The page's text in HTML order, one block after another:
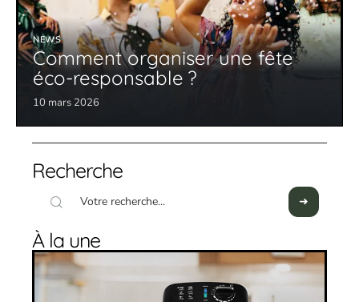
NEWS
Comment organiser une fête
éco-responsable ?
10 mars 2026
Recherche
À la une